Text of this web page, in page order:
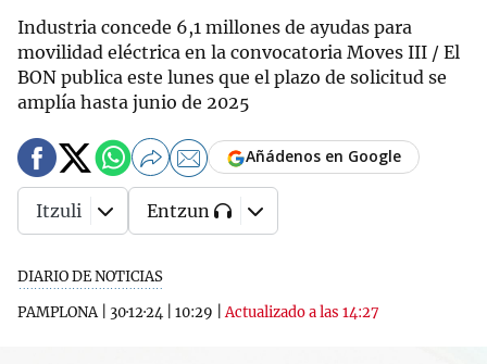
Industria concede 6,1 millones de ayudas para
movilidad eléctrica en la convocatoria Moves III / El
BON publica este lunes que el plazo de solicitud se
amplía hasta junio de 2025
DIARIO DE NOTICIAS
PAMPLONA| 30·12·24 10:29 |Actualizado a las 14:27
Añádenos en Google
Itzuli Entzun